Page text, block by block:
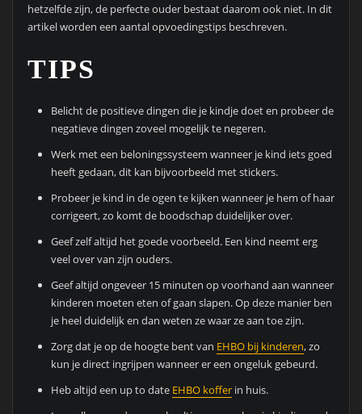
hetzelfde zijn, de perfecte ouder bestaat daarom ook niet. In dit
artikel worden een aantal opvoedingstips beschreven.
TIPS
Belicht de positieve dingen die je kindje doet en probeer de
negatieve dingen zoveel mogelijk te negeren.
Werk met een beloningssysteem wanneer je kind iets goed
heeft gedaan, dit kan bijvoorbeeld met stickers.
Probeer je kind in de ogen te kijken wanneer je hem of haar
corrigeert, zo komt de boodschap duidelijker over.
Geef zelf altijd het goede voorbeeld. Een kind neemt erg
veel over van zijn ouders.
Geef altijd ongeveer 15 minuten op voorhand aan wanneer
kinderen moeten eten of gaan slapen. Op deze manier ben
je heel duidelijk en dan weten ze waar ze aan toe zijn.
Zorg dat je op de hoogte bent van EHBO bij kinderen, zo
kun je direct ingrijpen wanneer er een ongeluk gebeurd.
Heb altijd een up to date EHBO koffer in huis.